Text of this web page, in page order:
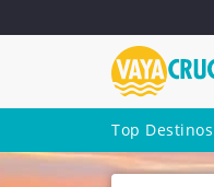
Top Destinos